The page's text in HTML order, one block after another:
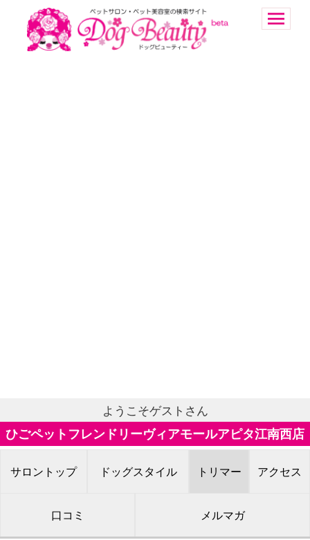
ようこそゲストさん
ひごペットフレンドリーヴィアモールアピタ江南西店
サロントップ ドッグスタイル トリマー アクセス
口コミ メルマガ